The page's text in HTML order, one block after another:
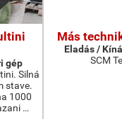
gép
Silná
stave.
1000
…
Más
Eladás /
SCM